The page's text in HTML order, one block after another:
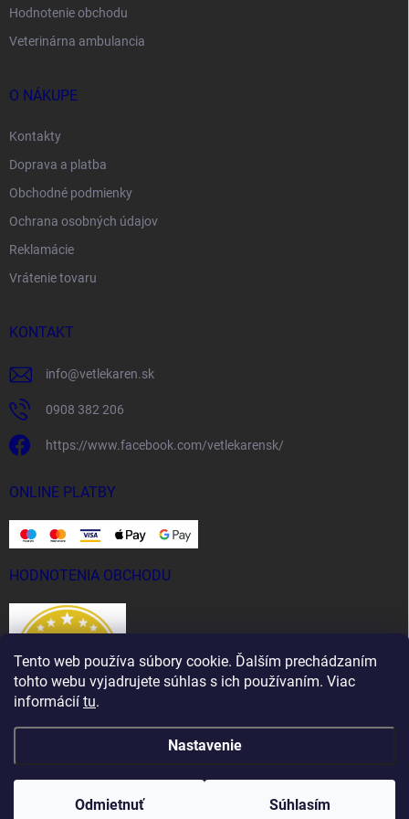
Tento web používa súbory cookie. Ďalším prechádzaním
tohto webu vyjadrujete súhlas s ich používaním. Viac
informácií tu.
Nastavenie
Odmietnuť Súhlasím
Hodnotenie obchodu
Veterinárna ambulancia
O NÁKUPE
Kontakty
Doprava a platba
Obchodné podmienky
Ochrana osobných údajov
Reklamácie
Vrátenie tovaru
KONTAKT
info@vetlekaren.sk
0908 382 206
https://www.facebook.com/vetlekarensk/
ONLINE PLATBY
HODNOTENIA OBCHODU
Copyright 2026 . Všetky práva vyhradené.